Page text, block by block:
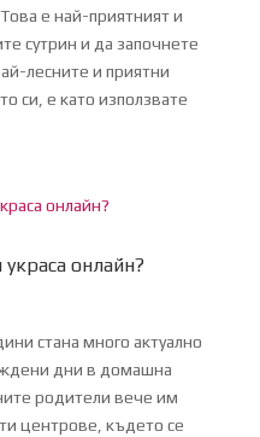
е най-приятният и
сутрин и да започнете
лесните и приятни
си, е като използвате
онлайн?
стана много актуално
дни в домашна
родители вече им
центрове, където се